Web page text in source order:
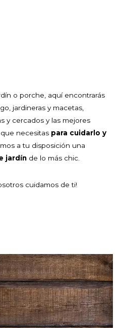
o porche, aquí encontrarás
jardineras y macetas,
y cercados y las mejores
necesitas para cuidarlo y
a tu disposición una
jardín de lo más chic.
cuidamos de ti!